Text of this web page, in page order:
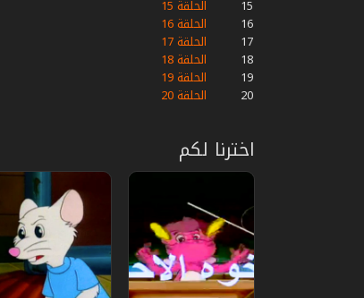
15
الحلقة 15
16
الحلقة 16
17
الحلقة 17
18
الحلقة 18
19
الحلقة 19
20
الحلقة 20
اخترنا لكم